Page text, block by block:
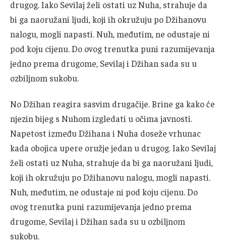
drugog. Iako Sevilaj želi ostati uz Nuha, strahuje da
bi ga naoružani ljudi, koji ih okružuju po Džihanovu
nalogu, mogli napasti. Nuh, međutim, ne odustaje ni
pod koju cijenu. Do ovog trenutka puni razumijevanja
jedno prema drugome, Sevilaj i Džihan sada su u
ozbiljnom sukobu.
No Džihan reagira sasvim drugačije. Brine ga kako će
njezin bijeg s Nuhom izgledati u očima javnosti.
Napetost između Džihana i Nuha doseže vrhunac
kada obojica upere oružje jedan u drugog. Iako Sevilaj
želi ostati uz Nuha, strahuje da bi ga naoružani ljudi,
koji ih okružuju po Džihanovu nalogu, mogli napasti.
Nuh, međutim, ne odustaje ni pod koju cijenu. Do
ovog trenutka puni razumijevanja jedno prema
drugome, Sevilaj i Džihan sada su u ozbiljnom
sukobu.